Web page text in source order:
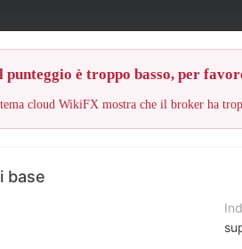
punteggio è troppo basso, per
base